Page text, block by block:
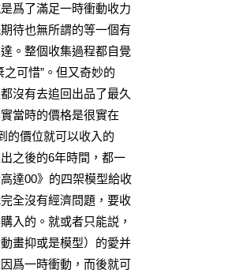
爲了滿足一時衝動收力
待也無所謂的等一個有
。整個收集過程都自覺
可惜”。但又奇妙的
沒有去追回出品了最久
當時的價格是很實在
的價位就可以收入的
之後的6年時間，都一
達00》的四架模型給收
全沒有經濟問題，要收
入的。就或者只能説，
畫抑或是模型）的愛并
爲一時衝動，而後就可